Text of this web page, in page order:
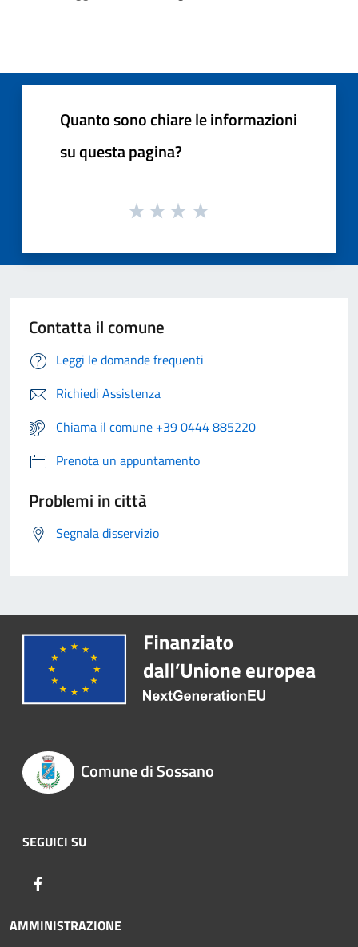
Quanto sono chiare le informazioni
su questa pagina?
Contatta il comune
Leggi le domande frequenti
Richiedi Assistenza
Chiama il comune +39 0444 885220
Prenota un appuntamento
Problemi in città
Segnala disservizio
Comune di Sossano
SEGUICI SU
AMMINISTRAZIONE